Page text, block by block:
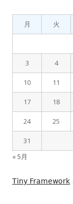
月
火
3 4
10 11
17 18
24 25
31
« 5月
Tiny Framework